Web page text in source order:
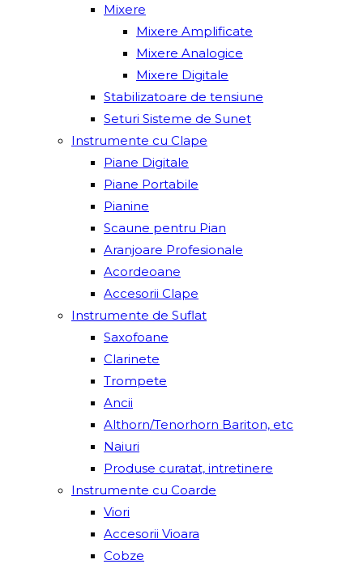
Mixere
Mixere Amplificate
Mixere Analogice
Mixere Digitale
Stabilizatoare de tensiune
Seturi Sisteme de Sunet
Instrumente cu Clape
Piane Digitale
Piane Portabile
Pianine
Scaune pentru Pian
Aranjoare Profesionale
Acordeoane
Accesorii Clape
Instrumente de Suflat
Saxofoane
Clarinete
Trompete
Ancii
Althorn/Tenorhorn Bariton, etc
Naiuri
Produse curatat, intretinere
Instrumente cu Coarde
Viori
Accesorii Vioara
Cobze